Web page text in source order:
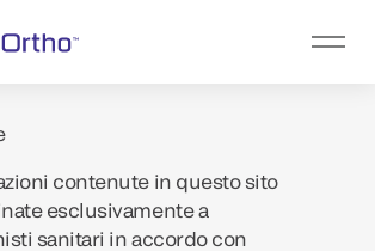
contenute in questo sito
esclusivamente a
sanitari in accordo con